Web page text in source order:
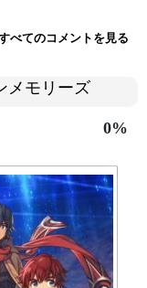
べてのコメントを見る
メモリーズ
0%